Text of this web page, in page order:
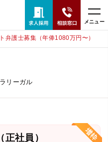
メニュー
募集（年俸1080万円〜）
リーガル
社員）
全国対応